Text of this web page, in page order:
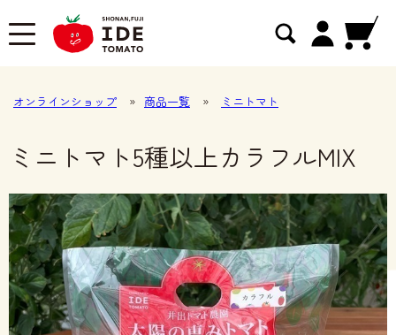
オンラインショップ » 商品一覧 » ミニトマト
ミニトマト5種以上カラフルMIX